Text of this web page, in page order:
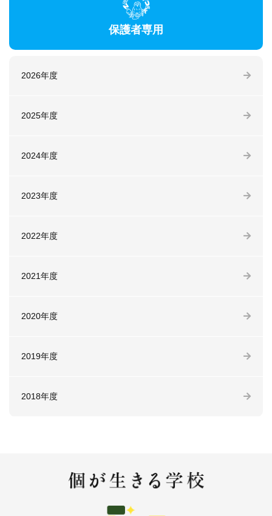
保護者専用
2026年度
2025年度
2024年度
2023年度
2022年度
2021年度
2020年度
2019年度
2018年度